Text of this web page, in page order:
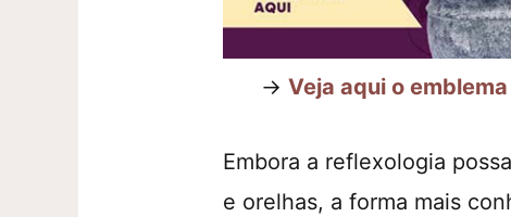
→ Veja aqui o
Embora a reflexologia
e orelhas, a forma mais